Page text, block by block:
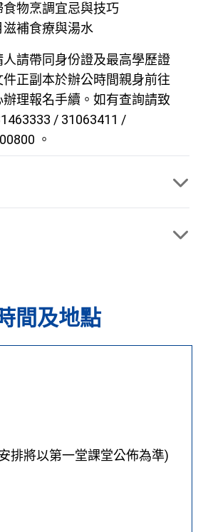
食物烹調宜忌與技巧
滋補食療與湯水
人請帶同身份證及最高學歷證
件正副本於辦公時間親身前往
辦理報名手續。如有查詢請致
/ 31063411 /
。
間及地點
排將以第一堂課堂公佈為準)